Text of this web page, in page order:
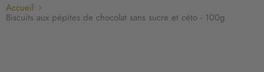
Accueil
Biscuits aux pépites de chocolat sans sucre et céto - 100g